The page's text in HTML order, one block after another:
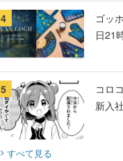
4
ゴッ
日21
5
コロ
新入
すべて見る